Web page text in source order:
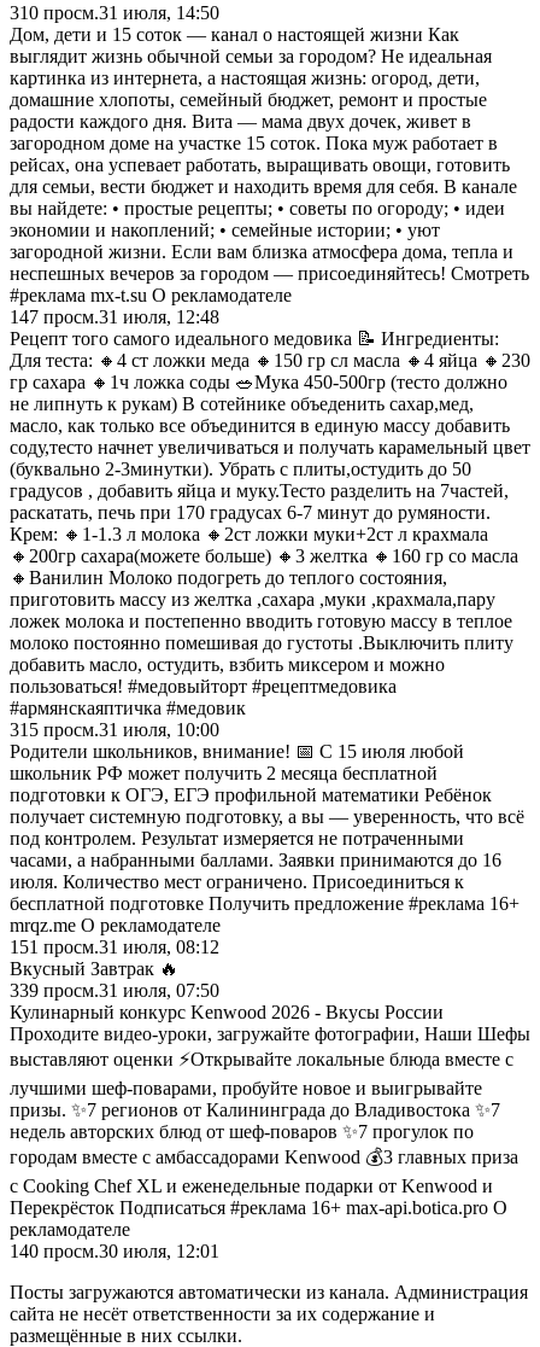
310 просм.31 июля, 14:50
Дом, дети и 15 соток — канал о настоящей жизни Как
выглядит жизнь обычной семьи за городом? Не идеальная
картинка из интернета, а настоящая жизнь: огород, дети,
домашние хлопоты, семейный бюджет, ремонт и простые
радости каждого дня. Вита — мама двух дочек, живет в
загородном доме на участке 15 соток. Пока муж работает в
рейсах, она успевает работать, выращивать овощи, готовить
для семьи, вести бюджет и находить время для себя. В канале
вы найдете: • простые рецепты; • советы по огороду; • идеи
экономии и накоплений; • семейные истории; • уют
загородной жизни. Если вам близка атмосфера дома, тепла и
неспешных вечеров за городом — присоединяйтесь! Смотреть
#реклама mx-t.su О рекламодателе
147 просм.31 июля, 12:48
Рецепт того самого идеального медовика 📝 Ингредиенты:
Для теста: 🔸4 ст ложки меда 🔸150 гр сл масла 🔸4 яйца 🔸230
гр сахара 🔸1ч ложка соды 🥗Мука 450-500гр (тесто должно
не липнуть к рукам) В сотейнике объеденить сахар,мед,
масло, как только все объединится в единую массу добавить
соду,тесто начнет увеличиваться и получать карамельный цвет
(буквально 2-3минутки). Убрать с плиты,остудить до 50
градусов , добавить яйца и муку.Тесто разделить на 7частей,
раскатать, печь при 170 градусах 6-7 минут до румяности.
Крем: 🔸1-1.3 л молока 🔸2ст ложки муки+2ст л крахмала
🔸200гр сахара(можете больше) 🔸3 желтка 🔸160 гр со масла
🔸Ванилин Молоко подогреть до теплого состояния,
приготовить массу из желтка ,сахара ,муки ,крахмала,пару
ложек молока и постепенно вводить готовую массу в теплое
молоко постоянно помешивая до густоты .Выключить плиту
добавить масло, остудить, взбить миксером и можно
пользоваться! #медовыйторт #рецептмедовика
#армянскаяптичка #медовик
315 просм.31 июля, 10:00
Родители школьников, внимание! 📅 С 15 июля любой
школьник РФ может получить 2 месяца бесплатной
подготовки к ОГЭ, ЕГЭ профильной математики Ребёнок
получает системную подготовку, а вы — уверенность, что всё
под контролем. Результат измеряется не потраченными
часами, а набранными баллами. Заявки принимаются до 16
июля. Количество мест ограничено. Присоединиться к
бесплатной подготовке Получить предложение #реклама 16+
mrqz.me О рекламодателе
151 просм.31 июля, 08:12
Вкусный Завтрак 🔥
339 просм.31 июля, 07:50
Кулинарный конкурс Kenwood 2026 - Вкусы России
Проходите видео-уроки, загружайте фотографии, Наши Шефы
выставляют оценки ⚡Открывайте локальные блюда вместе с
лучшими шеф-поварами, пробуйте новое и выигрывайте
призы. ✨7 регионов от Калининграда до Владивостока ✨7
недель авторских блюд от шеф-поваров ✨7 прогулок по
городам вместе с амбассадорами Kenwood 💰3 главных приза
с Cooking Chef XL и еженедельные подарки от Kenwood и
Перекрёсток Подписаться #реклама 16+ max-api.botica.pro О
рекламодателе
140 просм.30 июля, 12:01
Посты загружаются автоматически из канала. Администрация
сайта не несёт ответственности за их содержание и
размещённые в них ссылки.